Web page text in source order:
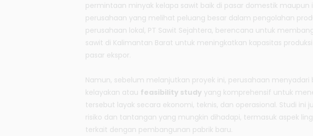
permintaan minyak kelapa sawit baik di pasar domestik maupun
perusahaan yang melihat peluang besar dalam pengolahan
perusahaan lokal, PT Sawit Sejahtera, berencana untuk
sawit di Kalimantan Barat untuk meningkatkan kapasitas
pasar ekspor.
Namun, sebelum melanjutkan proyek ini, perusahaan menyadari
kelayakan atau feasibility study yang komprehensif untuk
tersebut layak secara ekonomi, teknis, dan operasional. Studi ini
risiko dan tantangan yang mungkin dihadapi, termasuk aspek
terkait dengan pembangunan pabrik baru.